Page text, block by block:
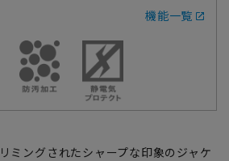
機能一覧
ミングされたシャープな印象のジャケ